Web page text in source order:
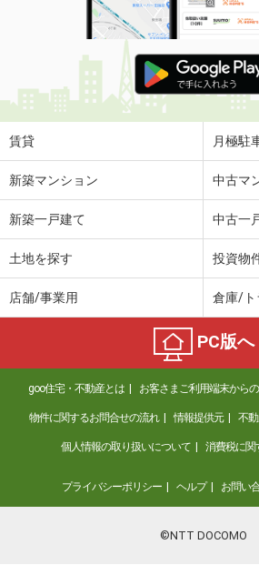
賃貸 月極駐
新築マンション 中古マ
新築一戸建て 中古一
土地を探す 投資物
店舗/事業用 倉庫/ト
PC版へ
goo住宅・不動産とは お客さまご利用端末から
物件に関するお問合せの流れ 情報提供元 不
個人情報の取り扱いについて 消費税に関
プライバシーポリシー ヘルプ お問い
©NTT DOCOMO